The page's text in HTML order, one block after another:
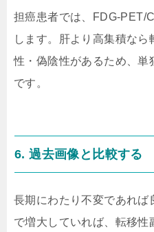
担癌患者では、FDG-PET/
します。肝より高集積な
性・偽陰性があるため、単
です。
6. 過去画像と比較する
長期にわたり不変であれば
で増大していれば、転移